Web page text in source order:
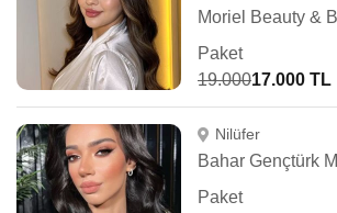
Paket
19.00017.000 TL
Nilüfer
Paket